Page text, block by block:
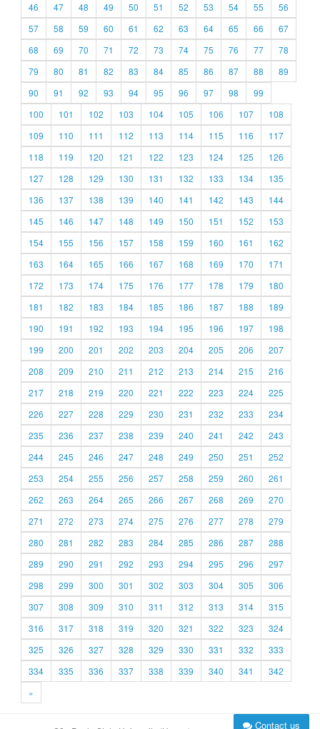
46
47 48 49 50 51 52 53 54 55
56
57
58 59 60 61 62 63 64 65 66
67
68
69 70 71 72 73 74 75 76 77
78
79
80 81 82 83 84 85 86 87 88
89
90
91 92 93 94 95 96 97 98
99
100
101 102 103 104 105 106 107
108
109
110 111 112 113 114 115 116
117
118
119 120 121 122 123 124 125
126
127
128 129 130 131 132 133 134
135
136
137 138 139 140 141 142 143
144
145
146 147 148 149 150 151 152
153
154
155 156 157 158 159 160 161
162
163
164 165 166 167 168 169 170
171
172
173 174 175 176 177 178 179
180
181
182 183 184 185 186 187 188
189
190
191 192 193 194 195 196 197
198
199
200 201 202 203 204 205 206
207
208
209 210 211 212 213 214 215
216
217
218 219 220 221 222 223 224
225
226
227 228 229 230 231 232 233
234
235
236 237 238 239 240 241 242
243
244
245 246 247 248 249 250 251
252
253
254 255 256 257 258 259 260
261
262
263 264 265 266 267 268 269
270
271
272 273 274 275 276 277 278
279
280
281 282 283 284 285 286 287
288
289
290 291 292 293 294 295 296
297
298
299 300 301 302 303 304 305
306
307
308 309 310 311 312 313 314
315
316
317 318 319 320 321 322 323
324
325
326 327 328 329 330 331 332
333
334
335 336 337 338 339 340 341
342
»
Contact us